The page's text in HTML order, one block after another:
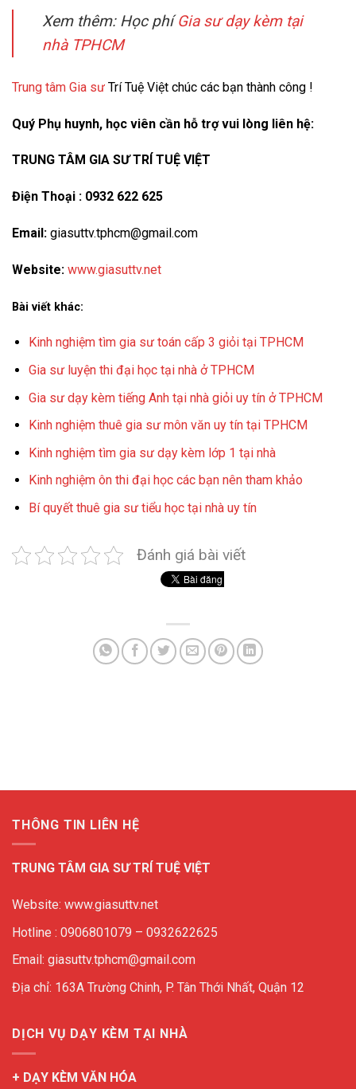
Xem thêm: Học phíGia sư dạy kèm tại
nhà TPHCM
Trung tâm Gia sư Trí Tuệ Việt chúc các bạn thành công !
Quý Phụ huynh, học viên cần hỗ trợ vui lòng liên hệ:
TRUNG TÂM GIA SƯ TRÍ TUỆ VIỆT
Điện Thoại : 0932 622 625
Email: giasuttv.tphcm@gmail.com
Website: www.giasuttv.net
Bài viết khác:
Kinh nghiệm tìm gia sư toán cấp 3 giỏi tại TPHCM
Gia sư luyện thi đại học tại nhà ở TPHCM
Gia sư dạy kèm tiếng Anh tại nhà giỏi uy tín ở TPHCM
Kinh nghiệm thuê gia sư môn văn uy tín tại TPHCM
Kinh nghiệm tìm gia sư dạy kèm lớp 1 tại nhà
Kinh nghiệm ôn thi đại học các bạn nên tham khảo
Bí quyết thuê gia sư tiểu học tại nhà uy tín
Đánh giá bài viết
THÔNG TIN LIÊN HỆ
TRUNG TÂM GIA SƯ TRÍ TUỆ VIỆT
Website: www.giasuttv.net
Hotline : 0906801079 – 0932622625
Email: giasuttv.tphcm@gmail.com
Địa chỉ: 163A Trường Chinh, P. Tân Thới Nhất, Quận 12
DỊCH VỤ DẠY KÈM TẠI NHÀ
+ DẠY KÈM VĂN HÓA